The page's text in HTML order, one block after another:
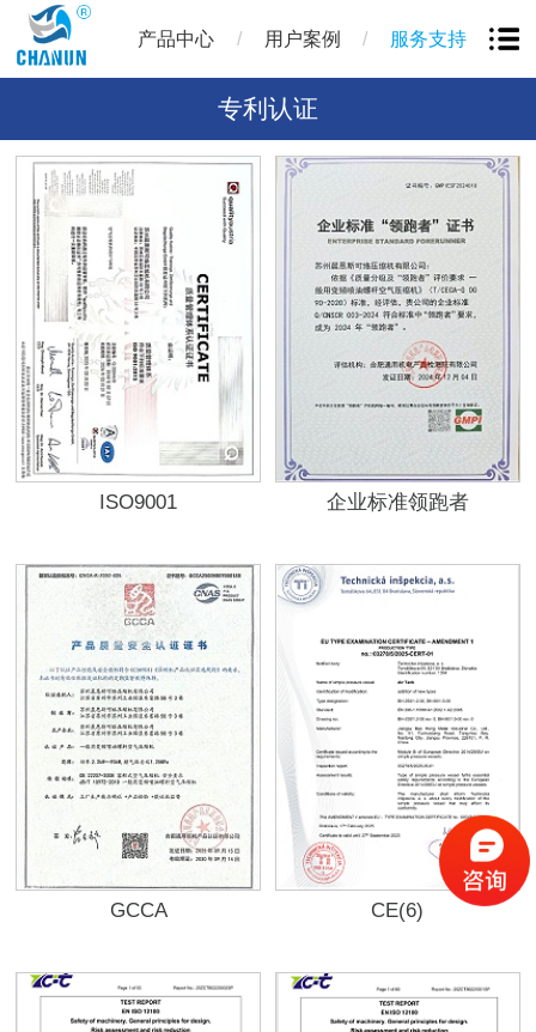
产品中心 / 用户案例 / 服务支持
专利认证
ISO9001 企业标准领跑者
GCCA CE(6)